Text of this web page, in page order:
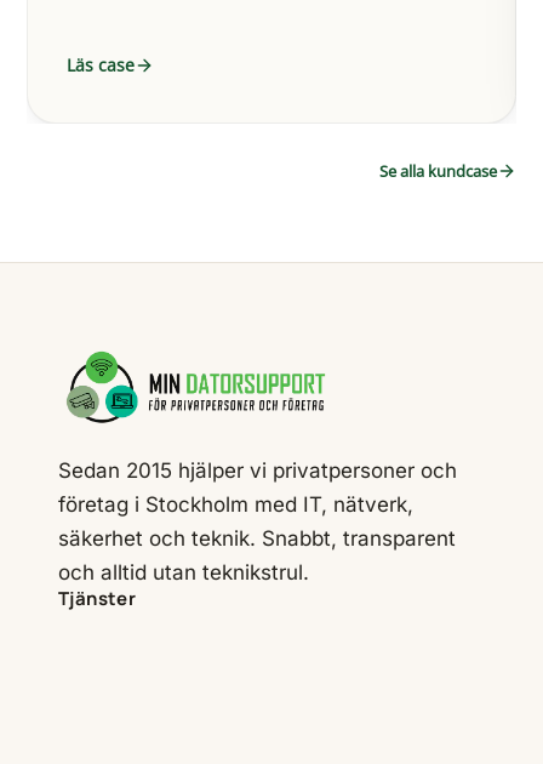
Läs case
Se alla kundcase
Sedan 2015 hjälper vi privatpersoner och
företag i Stockholm med IT, nätverk,
säkerhet och teknik. Snabbt, transparent
och alltid utan teknikstrul.
Tjänster